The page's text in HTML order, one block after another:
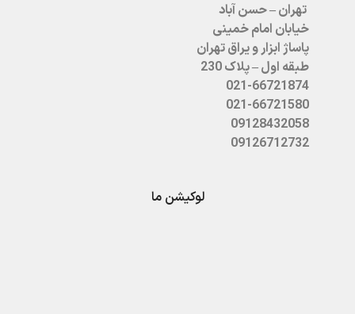
تهران – حسن آباد
خیابان امام خمینی
پاساژ ابزار و یراق تهران
طبقه اول – پلاک 230
021-66721874
021-66721580
09128432058
09126712732
لوکیشن ما